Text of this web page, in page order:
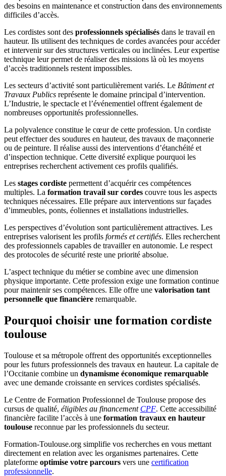
des besoins en maintenance et construction dans des environnements
difficiles d’accès.
Les cordistes sont des professionnels spécialisés dans le travail en
hauteur. Ils utilisent des techniques de cordes avancées pour accéder
et intervenir sur des structures verticales ou inclinées. Leur expertise
technique leur permet de réaliser des missions là où les moyens
d’accès traditionnels restent impossibles.
Les secteurs d’activité sont particulièrement variés. Le Bâtiment et
Travaux Publics représente le domaine principal d’intervention.
L’Industrie, le spectacle et l’événementiel offrent également de
nombreuses opportunités professionnelles.
La polyvalence constitue le cœur de cette profession. Un cordiste
peut effectuer des soudures en hauteur, des travaux de maçonnerie
ou de peinture. Il réalise aussi des interventions d’étanchéité et
d’inspection technique. Cette diversité explique pourquoi les
entreprises recherchent activement ces profils qualifiés.
Les stages cordiste permettent d’acquérir ces compétences
multiples. La formation travail sur cordes couvre tous les aspects
techniques nécessaires. Elle prépare aux interventions sur façades
d’immeubles, ponts, éoliennes et installations industrielles.
Les perspectives d’évolution sont particulièrement attractives. Les
entreprises valorisent les profils formés et certifiés. Elles recherchent
des professionnels capables de travailler en autonomie. Le respect
des protocoles de sécurité reste une priorité absolue.
L’aspect technique du métier se combine avec une dimension
physique importante. Cette profession exige une formation continue
pour maintenir ses compétences. Elle offre une valorisation tant
personnelle que financière remarquable.
Pourquoi choisir une formation cordiste
toulouse
Toulouse et sa métropole offrent des opportunités exceptionnelles
pour les futurs professionnels des travaux en hauteur. La capitale de
l’Occitanie combine un dynamisme économique remarquable
avec une demande croissante en services cordistes spécialisés.
Le Centre de Formation Professionnel de Toulouse propose des
cursus de qualité, éligibles au financement CPF. Cette accessibilité
financière facilite l’accès à une formation travaux en hauteur
toulouse reconnue par les professionnels du secteur.
Formation-Toulouse.org simplifie vos recherches en vous mettant
directement en relation avec les organismes partenaires. Cette
plateforme optimise votre parcours vers une certification
professionnelle.